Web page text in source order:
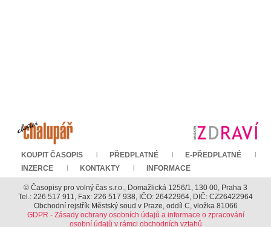
KOUPIT ČASOPIS PŘEDPLATNÉ
E-PŘEDPLATNÉ
INZERCE
KONTAKTY INFORMACE
© Časopisy pro volný čas s.r.o., Domažlická 1256/1, 130 00, Praha 3
Tel.: 226 517 911, Fax: 226 517 938, IČO: 26422964, DIČ: CZ26422964
Obchodní rejstřík Městský soud v Praze, oddíl C, vložka 81066
GDPR - Zásady ochrany osobních údajů a informace o zpracování
osobní údajů v rámci obchodních vztahů